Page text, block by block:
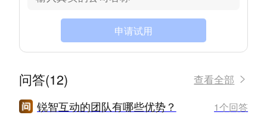
申请试用
问答(12) 查看全部
锐智互动的团队有哪些优势？ 1个回答